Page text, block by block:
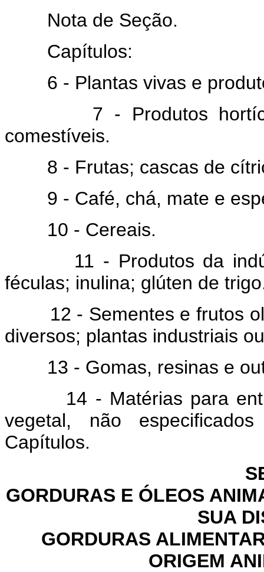
Nota de Seção.
Capítulos:
6 - Plantas vivas e
7 - Produtos
comestíveis.
8 - Frutas; cascas de
9 - Café, chá, mate e
10 - Cereais.
11 - Produtos da
féculas; inulina; glúten de
12 - Sementes e frutos
diversos; plantas industriais
13 - Gomas, resinas e
14 - Matérias para
vegetal, não
Capítulos.
GORDURAS E ÓLEOS
SUA
GORDURAS
ORIGEM